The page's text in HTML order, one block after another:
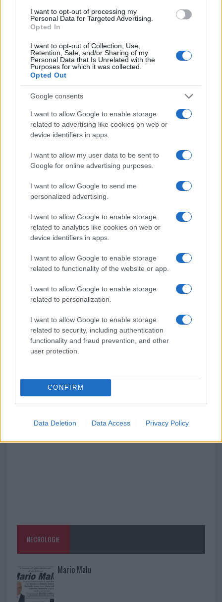
I want to opt-out of processing my
Personal Data for Targeted Advertising.
Opted In
I want to opt-out of Collection, Use,
Retention, Sale, and/or Sharing of my
Personal Data that Is Unrelated with the
Purposes for which it was collected.
Opted Out
Google consents
I want to allow Google to enable storage
related to advertising like cookies on web or
device identifiers in apps.
I want to allow my user data to be sent to
Google for online advertising purposes.
I want to allow Google to send me
personalized advertising.
I want to allow Google to enable storage
related to analytics like cookies on web or
device identifiers in apps.
I want to allow Google to enable storage
related to functionality of the website or app.
I want to allow Google to enable storage
related to personalization.
I want to allow Google to enable storage
related to security, including authentication
functionality and fraud prevention, and other
user protection.
CONFIRM
Data Deletion Data Access Privacy Policy
Condividi l'articolo
F
a
ce
b
o
o
k
T
w
it
te
r
n
te
st
W
h
at
A
p
p
h
a
Articolo precedente
NOTIZIE RECENTI
mondo per una notte
Giorgia Meloni a La Maddalena, la vicesindaco:
“Orgoglio e discrezione per visita privata̶…
Incendio nella notte a Olbia, a fuoco due furgoni
A fuoco un deposito con bombole, intervento dei
vigili del fuoco a Rudalza
Ristorante distrutto dalle fiamme a La
Maddalena, incendio a Monti d’à rena
Le previsioni meteo per il weekend a Olbia e in
Michelle Hunziker in Gallura, bella anche dal
NECROLOGIE
Mario Malu